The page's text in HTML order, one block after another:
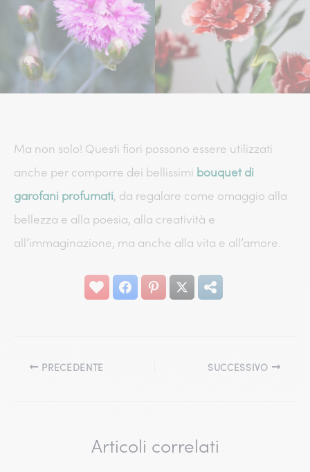
Ma non solo! Questi fiori possono essere utilizzati
anche per comporre dei bellissimi bouquet di
garofani profumati, da regalare come omaggio alla
bellezza e alla poesia, alla creatività e
all’immaginazione, ma anche alla vita e all’amore.
PRECEDENTE SUCCESSIVO
Articoli correlati